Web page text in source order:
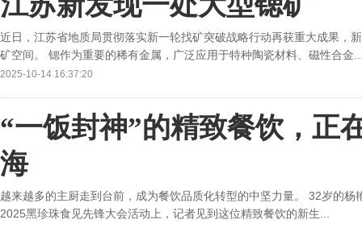
近日，江苏省地质局贯彻落实新一轮找矿突破战略行动再获重大成果，
矿空间。 锶作为重要的稀有金属，广泛应用于特种陶瓷材料、磁性合金
2025-10-14 16:37:20
“一饭封神”的精致餐饮，正
海
越来越多的主厨走到台前，成为餐饮品质化转型的中坚力量。 32岁的
2025黑珍珠食见先锋大会活动上，记者见到这位精致餐饮的新生...